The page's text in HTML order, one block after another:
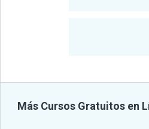
Más Cursos Gratuitos en